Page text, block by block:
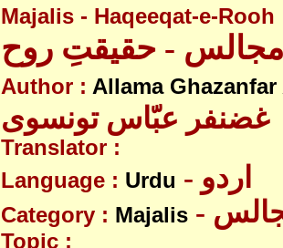
Majalis - Haqeeqat-e-Rooh
مجالس - حقیقتِ روح
Author : Allama
غضنفر عبّاس تونسوی
Translator :
Language : Urdu - اردو
Category : Majalis
Topic :